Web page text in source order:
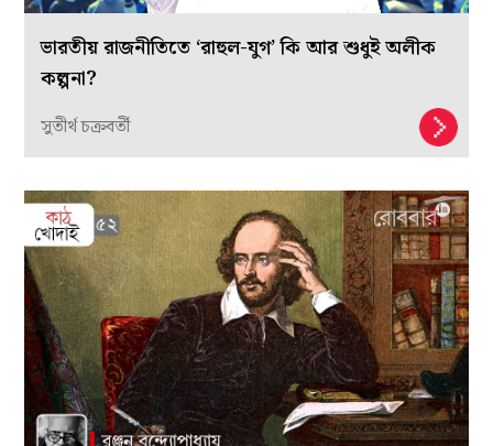
ভারতীয় রাজনীতিতে ‘রাহুল-যুগ’ কি আর শুধুই অলীক
কল্পনা?
সুতীর্থ চক্রবর্তী